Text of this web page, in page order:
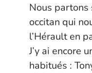
Nous
occitan qui
l’Hérault en
J’y ai encore
habitués :